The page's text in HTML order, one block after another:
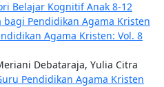
Belajar Kognitif Anak 8-12
bagi Pendidikan Agama Kristen
Agama Kristen: Vol. 8
Debataraja, Yulia Citra
Pendidikan Agama Kristen